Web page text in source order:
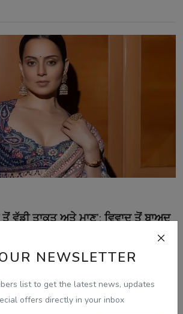
NEWSLETTER
list to get the latest news, updates
offers directly in your inbox
ਵੱਡੀ ਤਾਕਤ ਅਤੇ ਮਾਣ’: ਵਿਵਾਦ ਤੋਂ ਬਾਅਦ